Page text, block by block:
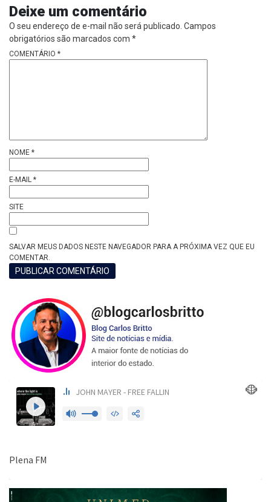
Deixe um comentário
O seu endereço de e-mail não será publicado. Campos
obrigatórios são marcados com *
COMENTÁRIO *
NOME *
E-MAIL *
SITE
SALVAR MEUS DADOS NESTE NAVEGADOR PARA A PRÓXIMA VEZ QUE EU
COMENTAR.